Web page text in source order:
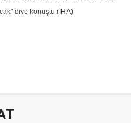
diye konuştu.(İHA)